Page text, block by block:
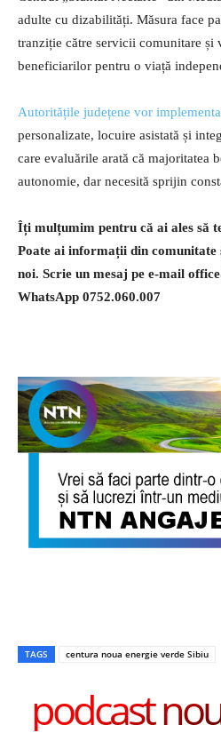
adulte cu dizabilități. Măsura face
tranziție către servicii comunitare și
beneficiarilor pentru o viață
Autoritățile județene vor implementa
personalizate, locuire asistată și
care evaluările arată că majoritatea
autonomie, dar necesită sprijin
Îți mulțumim pentru că ai ales să
Poate ai informații din comunitate
noi. Scrie un mesaj pe e-mail
WhatsApp 0752.060.007
TAGS centura noua energie verde Sibiu
podcast